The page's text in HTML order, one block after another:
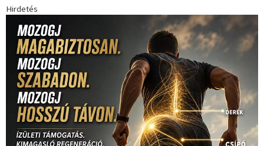
(181)Jégkorong(148)kajakkenu(138)karate(168)kickbox(204)
kosárlabda(166) Lewis Hamilton(168)
magyar
labdarúgóválogatott(148)Mercedes (244) motorsport(153)
Opel
Dakar Team(132)Rali Világbajnokság (122) Rendezvény(142)
rio
2016(373)sport Sportime Magazin(128)szabadidősport
(316) Szalay Balázs(126) tenisz(416) táplálkozás(155)utazás
(126)Video(247)világbajnokság (162) Világkupa(129)
vitorlázás
(222) vívás(174) (197) Érdi Mária(130)életmód(416)
úszás(361)